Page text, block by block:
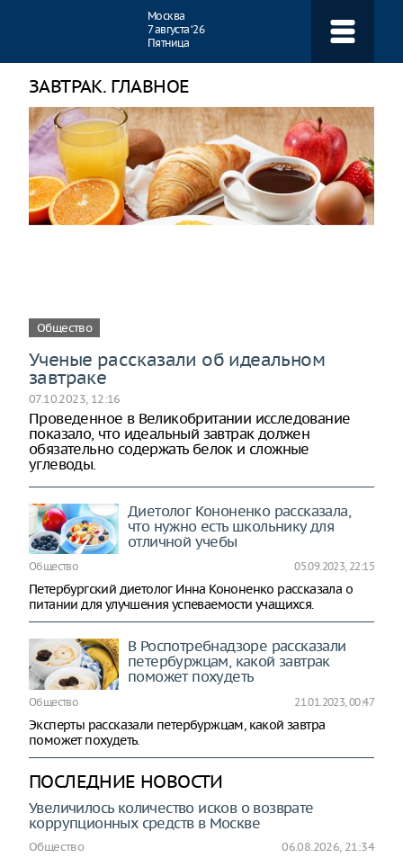
Москва
7 августа ‘26
Пятница
ЗАВТРАК. ГЛАВНОЕ
Общество
Ученые рассказали об идеальном
завтраке
07.10.2023, 12:16
Проведенное в Великобритании исследование
показало, что идеальный завтрак должен
обязательно содержать белок и сложные
углеводы.
Диетолог Кононенко рассказала,
что нужно есть школьнику для
отличной учебы
Общество 05.09.2023, 22:15
Петербургский диетолог Инна Кононенко рассказала о
питании для улучшения успеваемости учащихся.
В Роспотребнадзоре рассказали
петербуржцам, какой завтрак
поможет похудеть
Общество 21.01.2023, 00:47
Эксперты рассказали петербуржцам, какой завтра
поможет похудеть.
ПОСЛЕДНИЕ НОВОСТИ
Увеличилось количество исков о возврате
коррупционных средств в Москве
Общество 06.08.2026, 21:34